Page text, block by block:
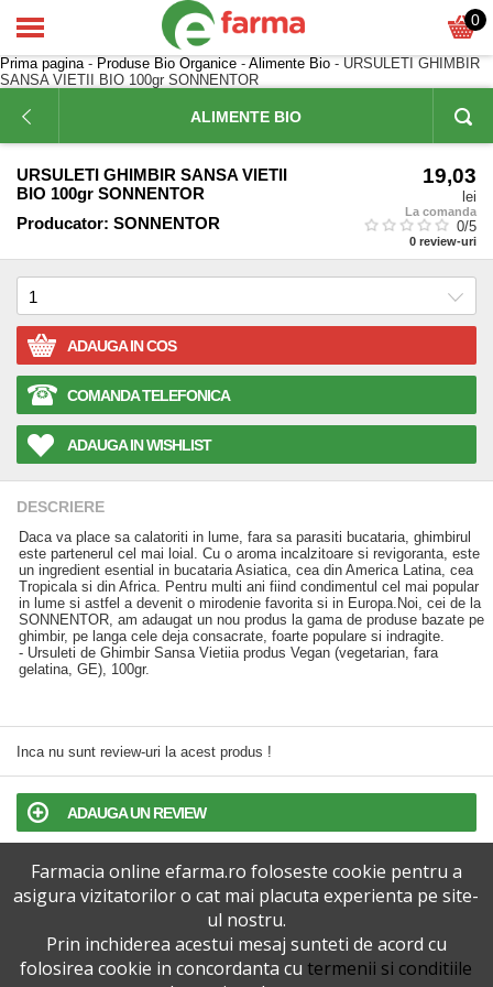
0
Prima pagina- Produse Bio Organice - Alimente Bio - URSULETI GHIMBIR
SANSA VIETII BIO 100gr SONNENTOR
ALIMENTE BIO
URSULETI GHIMBIR SANSA VIETII
BIO 100gr SONNENTOR
Producator: SONNENTOR
19,03
lei
La comanda
0/5
0 review-uri
ADAUGA IN COS
COMANDA TELEFONICA
ADAUGA IN WISHLIST
DESCRIERE
Daca va place sa calatoriti in lume, fara sa parasiti bucataria, ghimbirul
este partenerul cel mai loial. Cu o aroma incalzitoare si revigoranta, este
un ingredient esential in bucataria Asiatica, cea din America Latina, cea
Tropicala si din Africa. Pentru multi ani fiind condimentul cel mai popular
in lume si astfel a devenit o mirodenie favorita si in Europa.Noi, cei de la
SONNENTOR, am adaugat un nou produs la gama de produse bazate pe
ghimbir, pe langa cele deja consacrate, foarte populare si indragite.
- Ursuleti de Ghimbir Sansa Vietiia produs Vegan (vegetarian, fara
gelatina, GE), 100gr.
Inca nu sunt review-uri la acest produs !
ADAUGA UN REVIEW
TERMENI SI CONDITII
POLITICA DE CONFIDENTIALITATE
Farmacia online efarma.ro foloseste cookie pentru a
asigura vizitatorilor o cat mai placuta experienta pe site-
ul nostru.
Prin inchiderea acestui mesaj sunteti de acord cu
folosirea cookie in concordanta cu termenii si conditiile